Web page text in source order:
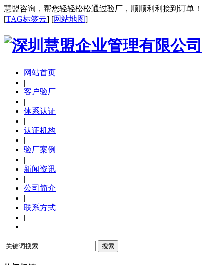
慧盟咨询，帮您轻轻松松通过验厂，顺顺利利接到订单！
[TAG标签云] [网站地图]
网站首页
|
客户验厂
|
体系认证
|
认证机构
|
验厂案例
|
新闻资讯
|
公司简介
|
联系方式
|